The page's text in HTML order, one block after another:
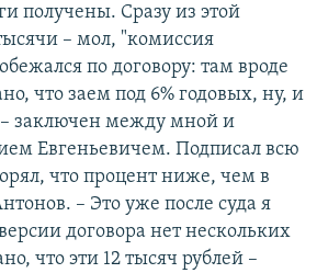
получены. Сразу из этой
– мол, "комиссия
по договору: там вроде
что заем под 6% годовых, ну, и
заключен между мной и
Евгеньевичем. Подписал всю
что процент ниже, чем в
– Это уже после суда я
договора нет нескольких
что эти 12 тысяч рублей –